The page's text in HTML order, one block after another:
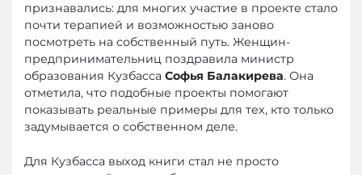
признавались: для многих участие в проекте стало
почти терапией и возможностью заново
посмотреть на собственный путь. Женщин-
предпринимательниц поздравила министр
образования Кузбасса Софья Балакирева. Она
отметила, что подобные проекты помогают
показывать реальные примеры для тех, кто только
задумывается о собственном деле.
Для Кузбасса выход книги стал не просто